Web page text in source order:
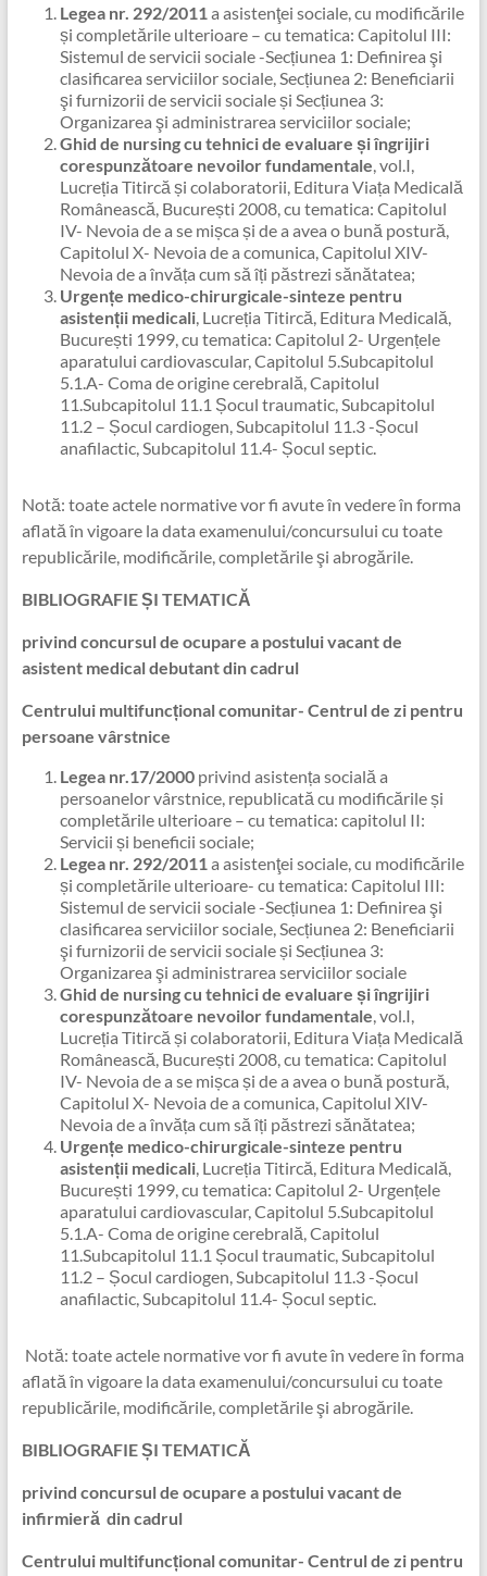
Legea nr. 292/2011 a asistenţei sociale, cu modificările
și completările ulterioare – cu tematica: Capitolul III:
Sistemul de servicii sociale -Secțiunea 1: Definirea şi
clasificarea serviciilor sociale, Secțiunea 2: Beneficiarii
şi furnizorii de servicii sociale și Secțiunea 3:
Organizarea şi administrarea serviciilor sociale;
Ghid de nursing cu tehnici de evaluare și îngrijiri
corespunzătoare nevoilor fundamentale , vol.I,
Lucreția Titircă și colaboratorii, Editura Viața Medicală
Românească, București 2008, cu tematica: Capitolul
IV- Nevoia de a se mișca și de a avea o bună postură,
Capitolul X- Nevoia de a comunica, Capitolul XIV-
Nevoia de a învăța cum să îți păstrezi sănătatea;
Urgențe medico-chirurgicale-sinteze pentru
asistenții medicali, Lucreția Titircă, Editura Medicală,
București 1999, cu tematica: Capitolul 2- Urgențele
aparatului cardiovascular, Capitolul 5.Subcapitolul
5.1.A- Coma de origine cerebrală, Capitolul
11.Subcapitolul 11.1 Șocul traumatic, Subcapitolul
11.2 – Șocul cardiogen, Subcapitolul 11.3 -Șocul
anafilactic, Subcapitolul 11.4- Șocul septic.
Notă: toate actele normative vor fi avute în vedere în forma
aflată în vigoare la data examenului/concursului cu toate
republicările, modificările, completările şi abrogările.
BIBLIOGRAFIE ȘI TEMATICĂ
privind concursul de ocupare a postului vacant de
asistent medicaldebutant din cadrul
Centrului multifuncțional comunitar- Centrul de zi pentru
persoane vârstnice
Legea nr.17/2000 privind asistența socială a
persoanelor vârstnice, republicată cu modificările și
completările ulterioare – cu tematica: capitolul II:
Servicii și beneficii sociale;
Legea nr. 292/2011 a asistenţei sociale, cu modificările
și completările ulterioare- cu tematica: Capitolul III:
Sistemul de servicii sociale -Secțiunea 1: Definirea şi
clasificarea serviciilor sociale, Secțiunea 2: Beneficiarii
şi furnizorii de servicii sociale și Secțiunea 3:
Organizarea şi administrarea serviciilor sociale
Ghid de nursing cu tehnici de evaluare și îngrijiri
corespunzătoare nevoilor fundamentale , vol.I,
Lucreția Titircă și colaboratorii, Editura Viața Medicală
Românească, București 2008, cu tematica: Capitolul
IV- Nevoia de a se mișca și de a avea o bună postură,
Capitolul X- Nevoia de a comunica, Capitolul XIV-
Nevoia de a învăța cum să îți păstrezi sănătatea;
Urgențe medico-chirurgicale-sinteze pentru
asistenții medicali, Lucreția Titircă, Editura Medicală,
București 1999, cu tematica: Capitolul 2- Urgențele
aparatului cardiovascular, Capitolul 5.Subcapitolul
5.1.A- Coma de origine cerebrală, Capitolul
11.Subcapitolul 11.1 Șocul traumatic, Subcapitolul
11.2 – Șocul cardiogen, Subcapitolul 11.3 -Șocul
anafilactic, Subcapitolul 11.4- Șocul septic.
Notă: toate actele normative vor fi avute în vedere în forma
aflată în vigoare la data examenului/concursului cu toate
republicările, modificările, completările şi abrogările.
BIBLIOGRAFIE ȘI TEMATICĂ
privind concursul de ocupare a postului vacant de
infirmieră din cadrul
Centrului multifuncțional comunitar- Centrul de zi pentru